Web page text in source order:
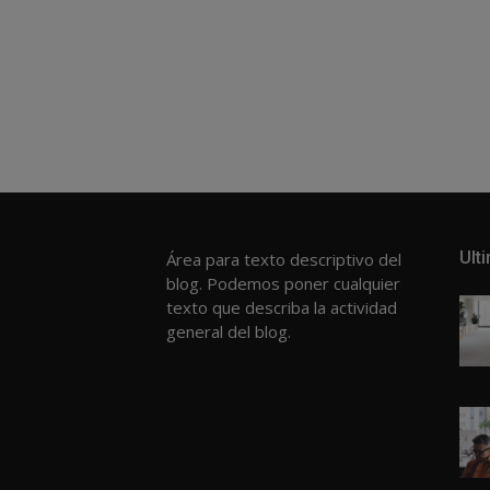
Área para texto descriptivo del
blog. Podemos poner cualquier
texto que describa la actividad
general del blog.